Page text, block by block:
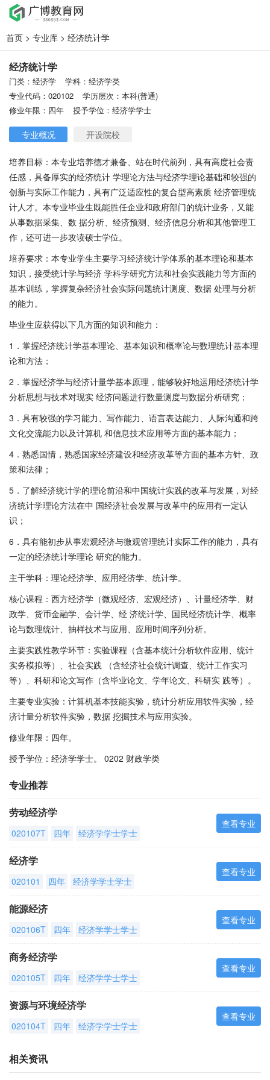
首页 > 专业库 > 经济统计学
经济统计学
门类：经济学
学科：经济学类
专业代码：020102
学历层次：本科(普通)
修业年限：四年
授予学位：经济学学士
专业概况 开设院校
培养目标：本专业培养德才兼备、站在时代前列，具有高度社会责
任感，具备厚实的经济统计 学理论方法与经济学理论基础和较强的
创新与实际工作能力，具有广泛适应性的复合型高素质 经济管理统
计人才。本专业毕业生既能胜任企业和政府部门的统计业务，又能
从事数据采集、数 据分析、经济预测、经济信息分析和其他管理工
作，还可进一步攻读硕士学位。
培养要求：本专业学生主要学习经济统计学体系的基本理论和基本
知识，接受统计学与经济 学科学研究方法和社会实践能力等方面的
基本训练，掌握复杂经济社会实际问题统计测度、数据 处理与分析
的能力。
毕业生应获得以下几方面的知识和能力：
1．掌握经济统计学基本理论、基本知识和概率论与数理统计基本理
论和方法；
2．掌握经济学与经济计量学基本原理，能够较好地运用经济统计学
分析思想与技术对现实 经济问题进行数量测度与数据分析研究；
3．具有较强的学习能力、写作能力、语言表达能力、人际沟通和跨
文化交流能力以及计算机 和信息技术应用等方面的基本能力；
4．熟悉国情，熟悉国家经济建设和经济改革等方面的基本方针、政
策和法律；
5．了解经济统计学的理论前沿和中国统计实践的改革与发展，对经
济统计学理论方法在中 国经济社会发展与改革中的应用有一定认
识；
6．具有能初步从事宏观经济与微观管理统计实际工作的能力，具有
一定的经济统计学理论 研究的能力。
主干学科：理论经济学、应用经济学、统计学。
核心课程：西方经济学（微观经济、宏观经济）、计量经济学、财
政学、货币金融学、会计学、经 济统计学、国民经济统计学、概率
论与数理统计、抽样技术与应用、应用时间序列分析。
主要实践性教学环节：实验课程（含基本统计分析软件应用、统计
实务模拟等）、社会实践 （含经济社会统计调查、统计工作实习
等）、科研和论文写作（含毕业论文、学年论文、科研实 践等）。
主要专业实验：计算机基本技能实验，统计分析应用软件实验，经
济计量分析软件实验，数据 挖掘技术与应用实验。
修业年限：四年。
授予学位：经济学学士。 0202 财政学类
专业推荐
劳动经济学
020107T 四年 经济学学士学士
查看专业
经济学
020101 四年 经济学学士学士
查看专业
能源经济
020106T 四年 经济学学士学士
查看专业
商务经济学
020105T 四年 经济学学士学士
查看专业
资源与环境经济学
020104T 四年 经济学学士学士
查看专业
相关资讯